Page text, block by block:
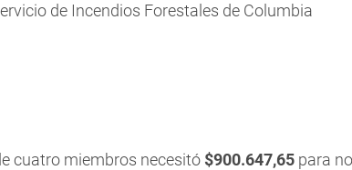
de Incendios Forestales de Columbia
cuatro miembros necesitó $900.647,65 para